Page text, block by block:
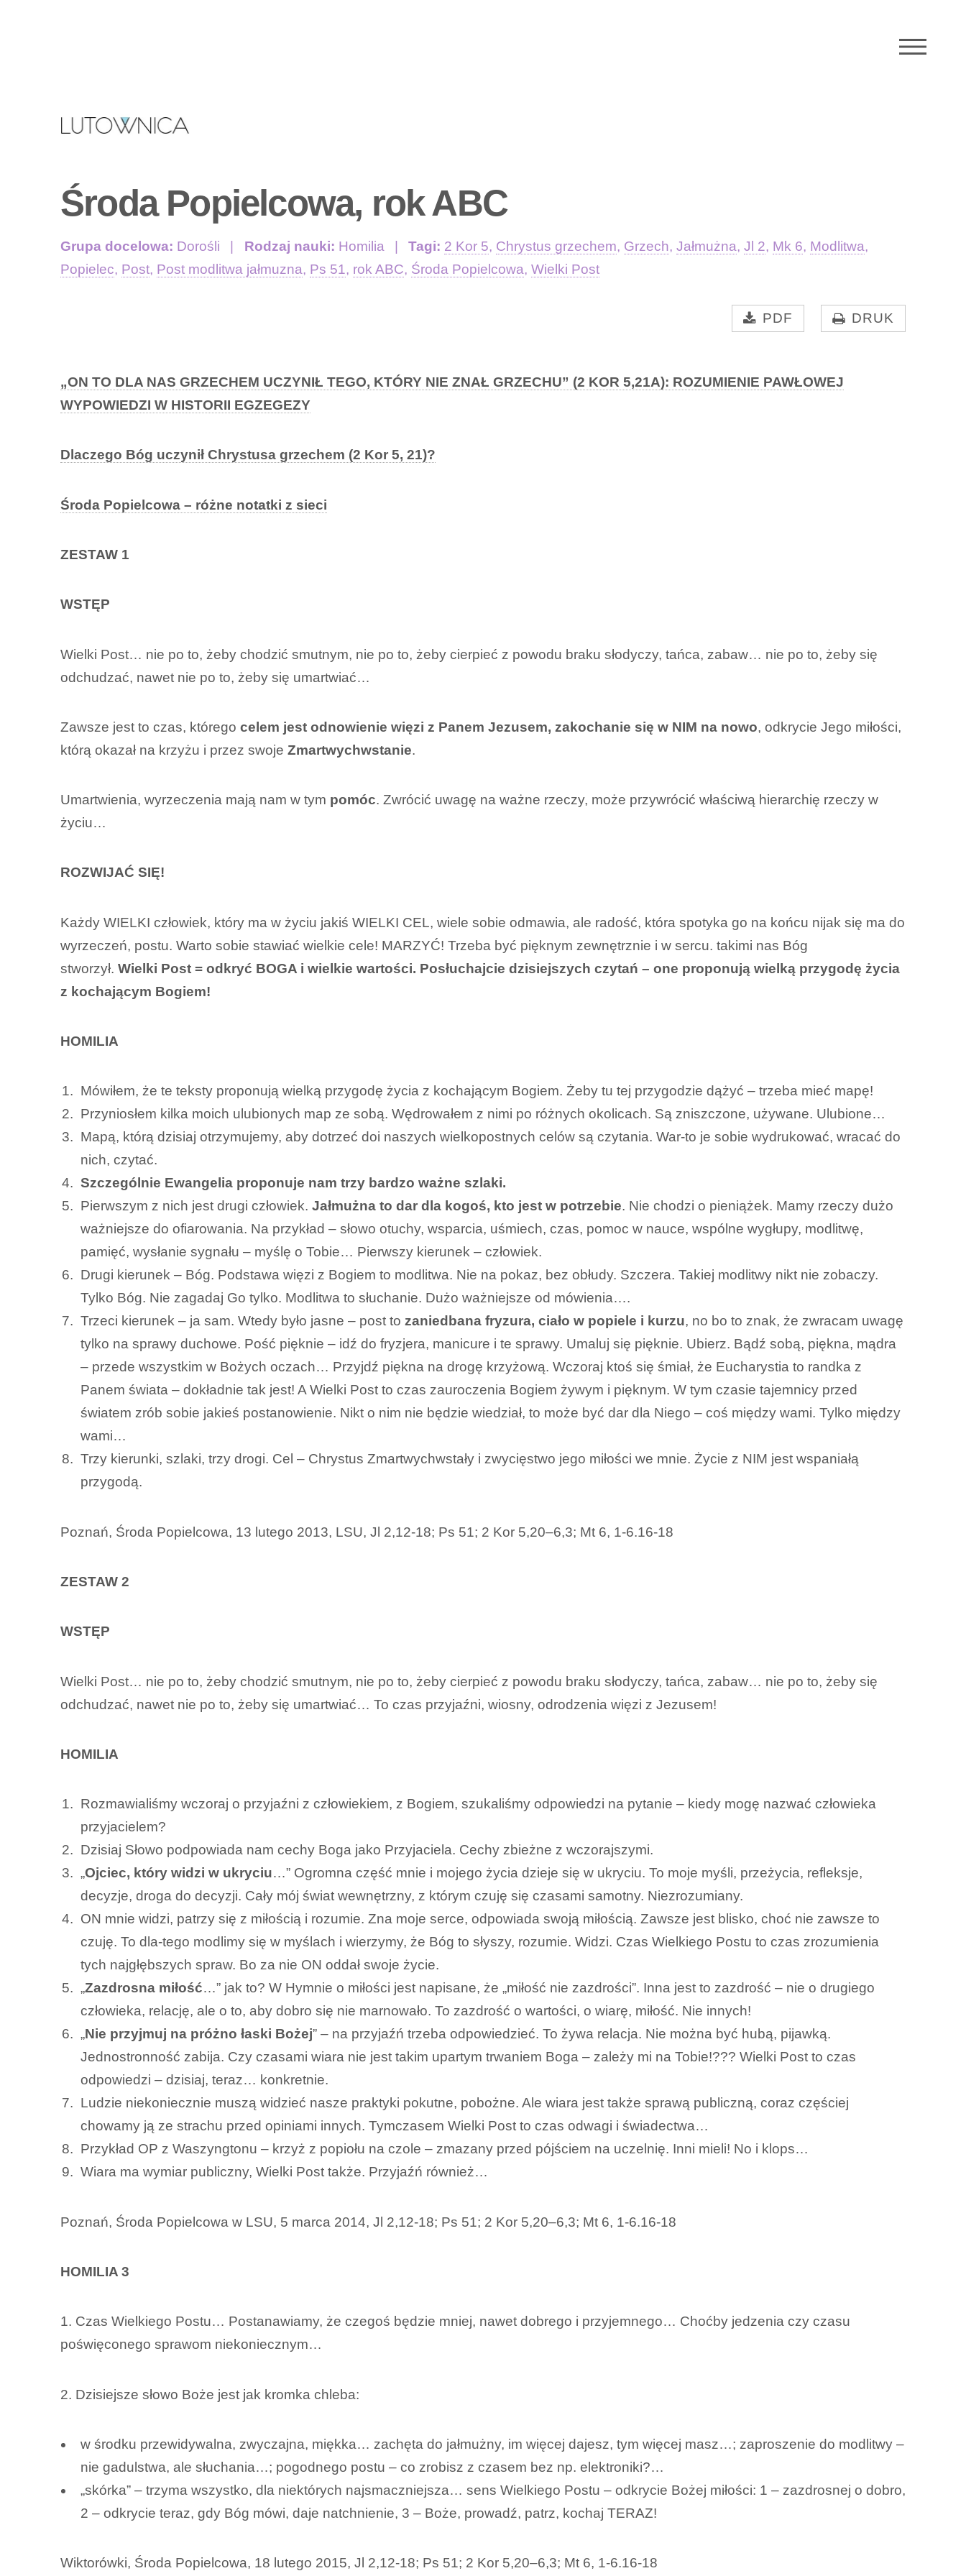
Środa Popielcowa, rok ABC
Grupa docelowa: Dorośli Rodzaj nauki: Homilia Tagi: 2 Kor 5, Chrystus grzechem, Grzech,Jałmużna,Jl 2, Mk 6, Modlitwa,
Popielec, Post, Post modlitwa jałmuzna, Ps 51, rok ABC, Środa Popielcowa, Wielki Post
PDF DRUK
„ON TO DLA NAS GRZECHEM UCZYNIŁ TEGO, KTÓRY NIE ZNAŁ GRZECHU” (2 KOR 5,21A): ROZUMIENIE PAWŁOWEJ
WYPOWIEDZI W HISTORII EGZEGEZY
Dlaczego Bóg uczynił Chrystusa grzechem (2 Kor 5, 21)?
Środa Popielcowa – różne notatki z sieci
ZESTAW 1
WSTĘP
Wielki Post… nie po to, żeby chodzić smutnym, nie po to, żeby cierpieć z powodu braku słodyczy, tańca, zabaw… nie po to, żeby się
odchudzać, nawet nie po to, żeby się umartwiać…
Zawsze jest to czas, którego celem jest odnowienie więzi z Panem Jezusem, zakochanie się w NIM na nowo, odkrycie Jego miłości,
którą okazał na krzyżu i przez swoje Zmartwychwstanie.
Umartwienia, wyrzeczenia mają nam w tym pomóc. Zwrócić uwagę na ważne rzeczy, może przywrócić właściwą hierarchię rzeczy w
życiu…
ROZWIJAĆ SIĘ!
Każdy WIELKI człowiek, który ma w życiu jakiś WIELKI CEL, wiele sobie odmawia, ale radość, która spotyka go na końcu nijak się ma do
wyrzeczeń, postu. Warto sobie stawiać wielkie cele! MARZYĆ! Trzeba być pięknym zewnętrznie i w sercu. takimi nas Bóg
stworzył. Wielki Post = odkryć BOGA i wielkie wartości. Posłuchajcie dzisiejszych czytań – one proponują wielką przygodę życia
z kochającym Bogiem!
HOMILIA
Mówiłem, że te teksty proponują wielką przygodę życia z kochającym Bogiem. Żeby tu tej przygodzie dążyć – trzeba mieć mapę!
Przyniosłem kilka moich ulubionych map ze sobą. Wędrowałem z nimi po różnych okolicach. Są zniszczone, używane. Ulubione…
Mapą, którą dzisiaj otrzymujemy, aby dotrzeć doi naszych wielkopostnych celów są czytania. War-to je sobie wydrukować, wracać do
nich, czytać.
Szczególnie Ewangelia proponuje nam trzy bardzo ważne szlaki.
Pierwszym z nich jest drugi człowiek. Jałmużna to dar dla kogoś, kto jest w potrzebie. Nie chodzi o pieniążek. Mamy rzeczy dużo
ważniejsze do ofiarowania. Na przykład – słowo otuchy, wsparcia, uśmiech, czas, pomoc w nauce, wspólne wygłupy, modlitwę,
pamięć, wysłanie sygnału – myślę o Tobie… Pierwszy kierunek – człowiek.
Drugi kierunek – Bóg. Podstawa więzi z Bogiem to modlitwa. Nie na pokaz, bez obłudy. Szczera. Takiej modlitwy nikt nie zobaczy.
Tylko Bóg. Nie zagadaj Go tylko. Modlitwa to słuchanie. Dużo ważniejsze od mówienia….
Trzeci kierunek – ja sam. Wtedy było jasne – post to zaniedbana fryzura, ciało w popiele i kurzu, no bo to znak, że zwracam uwagę
tylko na sprawy duchowe. Pość pięknie – idź do fryzjera, manicure i te sprawy. Umaluj się pięknie. Ubierz. Bądź sobą, piękna, mądra
– przede wszystkim w Bożych oczach… Przyjdź piękna na drogę krzyżową. Wczoraj ktoś się śmiał, że Eucharystia to randka z
Panem świata – dokładnie tak jest! A Wielki Post to czas zauroczenia Bogiem żywym i pięknym. W tym czasie tajemnicy przed
światem zrób sobie jakieś postanowienie. Nikt o nim nie będzie wiedział, to może być dar dla Niego – coś między wami. Tylko między
wami…
Trzy kierunki, szlaki, trzy drogi. Cel – Chrystus Zmartwychwstały i zwycięstwo jego miłości we mnie. Życie z NIM jest wspaniałą
przygodą.
Poznań, Środa Popielcowa, 13 lutego 2013, LSU, Jl 2,12-18; Ps 51; 2 Kor 5,20–6,3; Mt 6, 1-6.16-18
ZESTAW 2
WSTĘP
Wielki Post… nie po to, żeby chodzić smutnym, nie po to, żeby cierpieć z powodu braku słodyczy, tańca, zabaw… nie po to, żeby się
odchudzać, nawet nie po to, żeby się umartwiać… To czas przyjaźni, wiosny, odrodzenia więzi z Jezusem!
HOMILIA
Rozmawialiśmy wczoraj o przyjaźni z człowiekiem, z Bogiem, szukaliśmy odpowiedzi na pytanie – kiedy mogę nazwać człowieka
przyjacielem?
Dzisiaj Słowo podpowiada nam cechy Boga jako Przyjaciela. Cechy zbieżne z wczorajszymi.
„Ojciec, który widzi w ukryciu…” Ogromna część mnie i mojego życia dzieje się w ukryciu. To moje myśli, przeżycia, refleksje,
decyzje, droga do decyzji. Cały mój świat wewnętrzny, z którym czuję się czasami samotny. Niezrozumiany.
ON mnie widzi, patrzy się z miłością i rozumie. Zna moje serce, odpowiada swoją miłością. Zawsze jest blisko, choć nie zawsze to
czuję. To dla-tego modlimy się w myślach i wierzymy, że Bóg to słyszy, rozumie. Widzi. Czas Wielkiego Postu to czas zrozumienia
tych najgłębszych spraw. Bo za nie ON oddał swoje życie.
„Zazdrosna miłość…” jak to? W Hymnie o miłości jest napisane, że „miłość nie zazdrości”. Inna jest to zazdrość – nie o drugiego
człowieka, relację, ale o to, aby dobro się nie marnowało. To zazdrość o wartości, o wiarę, miłość. Nie innych!
„Nie przyjmuj na próżno łaski Bożej” – na przyjaźń trzeba odpowiedzieć. To żywa relacja. Nie można być hubą, pijawką.
Jednostronność zabija. Czy czasami wiara nie jest takim upartym trwaniem Boga – zależy mi na Tobie!??? Wielki Post to czas
odpowiedzi – dzisiaj, teraz… konkretnie.
Ludzie niekoniecznie muszą widzieć nasze praktyki pokutne, pobożne. Ale wiara jest także sprawą publiczną, coraz częściej
chowamy ją ze strachu przed opiniami innych. Tymczasem Wielki Post to czas odwagi i świadectwa…
Przykład OP z Waszyngtonu – krzyż z popiołu na czole – zmazany przed pójściem na uczelnię. Inni mieli! No i klops…
Wiara ma wymiar publiczny, Wielki Post także. Przyjaźń również…
Poznań, Środa Popielcowa w LSU, 5 marca 2014, Jl 2,12-18; Ps 51; 2 Kor 5,20–6,3; Mt 6, 1-6.16-18
HOMILIA 3
1. Czas Wielkiego Postu… Postanawiamy, że czegoś będzie mniej, nawet dobrego i przyjemnego… Choćby jedzenia czy czasu
poświęconego sprawom niekoniecznym…
2. Dzisiejsze słowo Boże jest jak kromka chleba:
w środku przewidywalna, zwyczajna, miękka… zachęta do jałmużny, im więcej dajesz, tym więcej masz…; zaproszenie do modlitwy –
nie gadulstwa, ale słuchania…; pogodnego postu – co zrobisz z czasem bez np. elektroniki?…
„skórka” – trzyma wszystko, dla niektórych najsmaczniejsza… sens Wielkiego Postu – odkrycie Bożej miłości: 1 – zazdrosnej o dobro,
2 – odkrycie teraz, gdy Bóg mówi, daje natchnienie, 3 – Boże, prowadź, patrz, kochaj TERAZ!
Wiktorówki, Środa Popielcowa, 18 lutego 2015, Jl 2,12-18; Ps 51; 2 Kor 5,20–6,3; Mt 6, 1-6.16-18